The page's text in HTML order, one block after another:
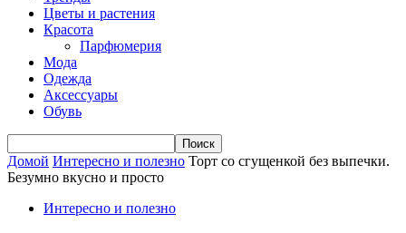
Цветы и растения
Красота
Парфюмерия
Мода
Одежда
Аксессуары
Обувь
Домой Интересно и полезно Торт со сгущенкой без выпечки.
Безумно вкусно и просто
Интересно и полезно